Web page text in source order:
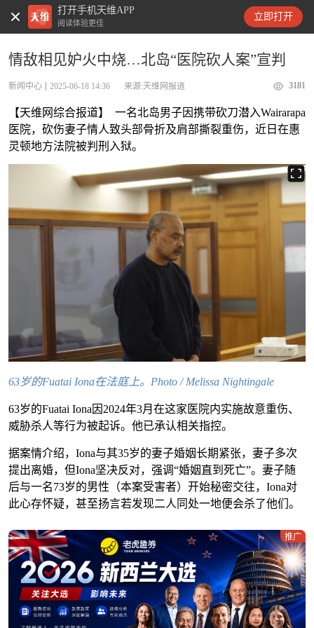
打开手机天维APP
阅读体验更佳
立即打开
天维新闻
情敌相见妒火中烧…北岛“医院砍人案”宣判
新闻中心 2025-06-18 14:36 来源:天维网报道 3181
【天维网综合报道】 一名北岛男子因携带砍刀潜入Wairarapa
医院，砍伤妻子情人致头部骨折及肩部撕裂重伤，近日在惠
灵顿地方法院被判刑入狱。
63岁的Fuatai Iona在法庭上。Photo / Melissa Nightingale
63岁的Fuatai Iona因2024年3月在这家医院内实施故意重伤、
威胁杀人等行为被起诉。他已承认相关指控。
据案情介绍，Iona与其35岁的妻子婚姻长期紧张，妻子多次
提出离婚，但Iona坚决反对，强调“婚姻直到死亡”。妻子随
后与一名73岁的男性（本案受害者）开始秘密交往，Iona对
此心存怀疑，甚至扬言若发现二人同处一地便会杀了他们。
推广